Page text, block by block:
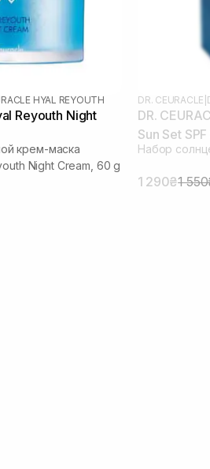
HYAL REYOUTH
Reyouth Night
крем-маска
Night Cream, 60 g
DR. CEURACLE
DR.
Sun Set
Набор
1 290₴1